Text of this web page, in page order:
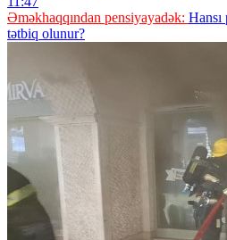
Əməkhaqqından pensiyayadək: Hansı
tətbiq olunur?